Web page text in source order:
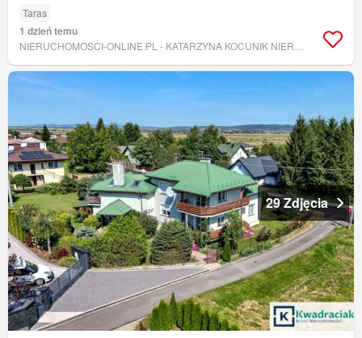
Taras
1 dzień temu
29 Zdjęcia